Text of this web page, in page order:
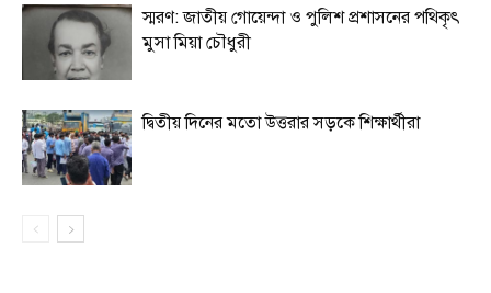
স্মরণ: জাতীয় গোয়েন্দা ও পুলিশ প্রশাসনের পথিকৃৎ
মুসা মিয়া চৌধুরী
দ্বিতীয় দিনের মতো উত্তরার সড়কে শিক্ষার্থীরা